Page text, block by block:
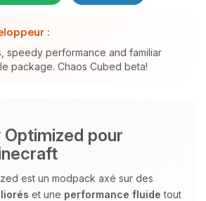
:
speedy performance and familiar
package. Chaos Cubed beta!
Optimized pour
est un modpack axé sur des
et une performance fluide tout
et je vais remuer mes
pour t’aider.